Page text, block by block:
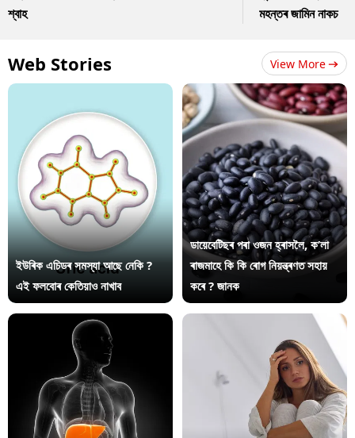
শ্বাহ
মহন্তৰ জামিন নাকচ
Web Stories View More
ইউৰিক এচিডৰ সমস্যা আছে নেকি ?
এই ফলবোৰ কেতিয়াও নাখাব
ডায়েবেটিছৰ পৰা ওজন হ্ৰাসলৈ, ক’লা
ৰাজমাহে কি কি ৰোগ নিয়ন্ত্ৰণত সহায়
কৰে ? জানক